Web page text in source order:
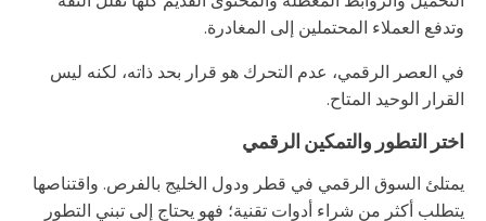
وتدفع العملاء المحتملين إلى المغادرة.
في العصر الرقمي، عدم التحرك هو قرار بحد ذاته، لكنه ليس
القرار الوحيد المتاح.
اختر التطور والتمكين الرقمي
يمتلئ السوق الرقمي في قطر ودول الخليج بالفرص. واقتناصها
يتطلب أكثر من شراء أدوات تقنية؛ فهو يحتاج إلى تبني التطور